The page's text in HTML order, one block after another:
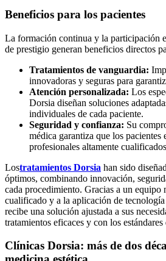
Beneficios para los pacientes
La formación continua y la participación
de prestigio generan beneficios directos
Tratamientos de vanguardia:
innovadoras y seguras para
Atención personalizada: Los
Dorsia diseñan soluciones
individuales de cada paciente.
Seguridad y confianza: Su
médica garantiza que los pacientes
profesionales altamente
Lostratamientos Dorsia han sido
óptimos, combinando innovación,
cada procedimiento. Gracias a un equipo
cualificado y a la aplicación de tecnología
recibe una solución ajustada a sus
tratamientos eficaces y con los
Clínicas Dorsia: más de dos